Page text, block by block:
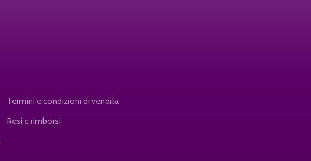
Termini e condizioni di vendita
Resi e rimborsi